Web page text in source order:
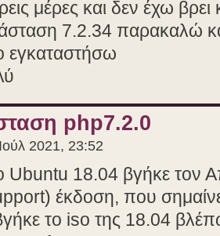
μέρες και δεν έχω βρει
7.2.34 παρακαλώ
εγκαταστήσω
php7.2.0
2021, 23:52
18.04 βγήκε τον
έκδοση, που
το iso της 18.04